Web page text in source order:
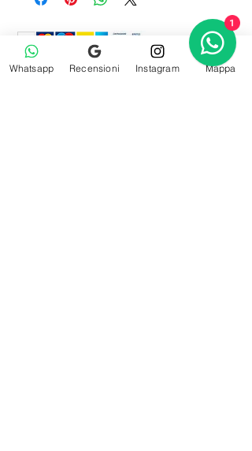
Whatsapp Recensioni Instagram Mappa
1